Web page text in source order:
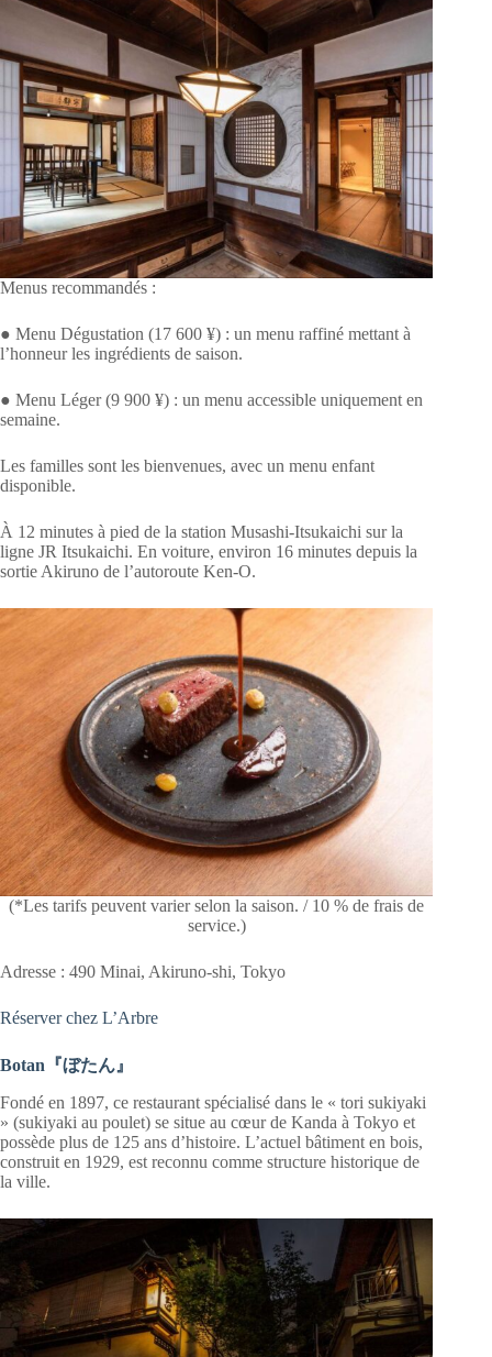
Menus recommandés :
● Menu Dégustation (17 600 ¥) : un menu raffiné mettant à
l’honneur les ingrédients de saison.
● Menu Léger (9 900 ¥) : un menu accessible uniquement en
semaine.
Les familles sont les bienvenues, avec un menu enfant
disponible.
À 12 minutes à pied de la station Musashi-Itsukaichi sur la
ligne JR Itsukaichi. En voiture, environ 16 minutes depuis la
sortie Akiruno de l’autoroute Ken-O.
(*Les tarifs peuvent varier selon la saison. / 10 % de frais de
service.)
Adresse : 490 Minai, Akiruno-shi, Tokyo
Réserver chez L’Arbre
Botan『ぼたん』
Fondé en 1897, ce restaurant spécialisé dans le « tori sukiyaki
» (sukiyaki au poulet) se situe au cœur de Kanda à Tokyo et
possède plus de 125 ans d’histoire. L’actuel bâtiment en bois,
construit en 1929, est reconnu comme structure historique de
la ville.